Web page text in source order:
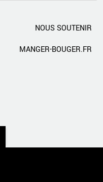
NOUS SOUTENIR
MANGER-BOUGER.FR